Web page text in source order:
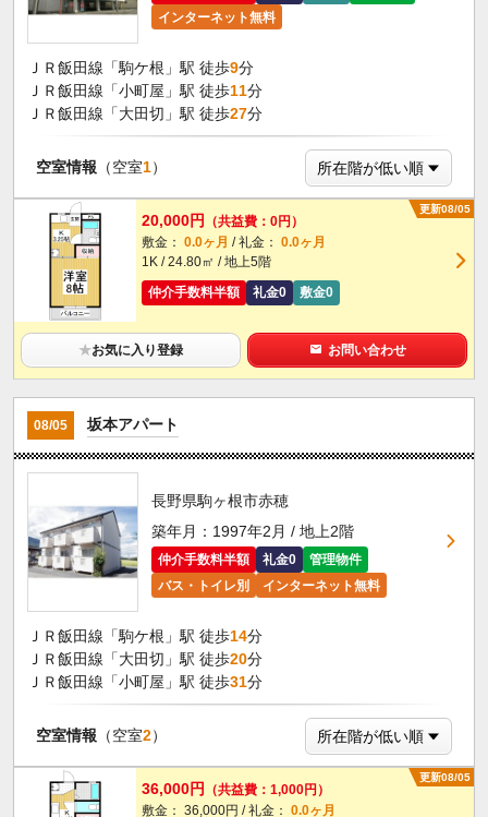
インターネット無料
ＪＲ飯田線「駒ケ根」駅 徒歩9分
ＪＲ飯田線「小町屋」駅 徒歩11分
ＪＲ飯田線「大田切」駅 徒歩27分
空室情報 （空室1）
更新08/05
20,000円
（共益費：0円）
敷金： 0.0ヶ月 / 礼金： 0.0ヶ月
1K / 24.80㎡ / 地上5階
仲介手数料半額
礼金0 敷金0
★お気に入り登録 お問い合わせ
08/05 坂本アパート
長野県駒ヶ根市赤穂
築年月：1997年2月 / 地上2階
仲介手数料半額 礼金0
管理物件
バス・トイレ別
インターネット無料
ＪＲ飯田線「駒ケ根」駅 徒歩14分
ＪＲ飯田線「大田切」駅 徒歩20分
ＪＲ飯田線「小町屋」駅 徒歩31分
空室情報 （空室2）
更新08/05
36,000円
（共益費：1,000円）
敷金： 36,000円 / 礼金： 0.0ヶ月